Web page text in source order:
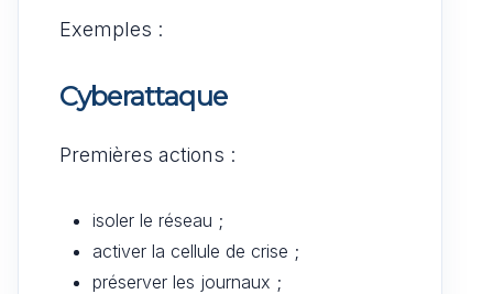
Exemples :
Cyberattaque
Premières actions :
isoler le réseau ;
activer la cellule de crise ;
préserver les journaux ;